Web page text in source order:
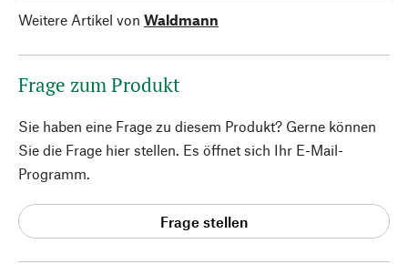
Weitere Artikel von Waldmann
Frage zum Produkt
Sie haben eine Frage zu diesem Produkt? Gerne können
Sie die Frage hier stellen. Es öffnet sich Ihr E-Mail-
Programm.
Frage stellen